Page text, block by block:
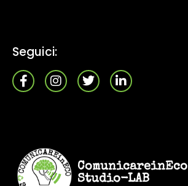
Seguici:
ComunicareinEco
Studio-LAB